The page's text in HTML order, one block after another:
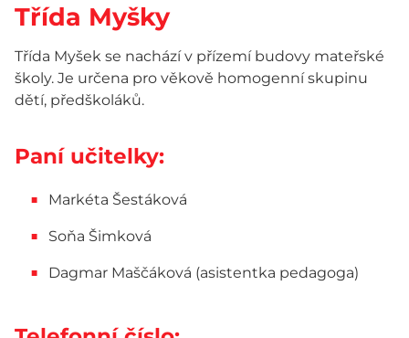
Třída Myšky
Třída Myšek se nachází v přízemí budovy mateřské
školy. Je určena pro věkově homogenní skupinu
dětí, předškoláků.
Paní učitelky:
Markéta Šestáková
Soňa Šimková
Dagmar Maščáková (asistentka pedagoga)